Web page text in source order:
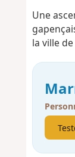
Une
la ville de